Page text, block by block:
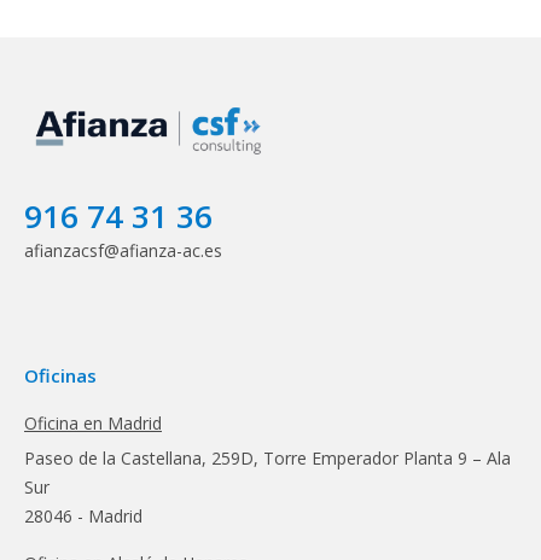
916 74 31 36
afianzacsf@afianza-ac.es
Oficinas
Oficina en Madrid
Paseo de la Castellana, 259D, Torre Emperador Planta 9 – Ala
Sur
28046 - Madrid